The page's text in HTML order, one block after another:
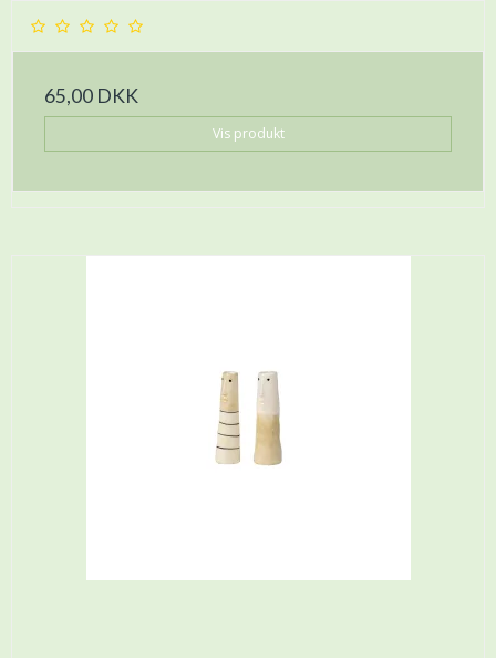
65,00 DKK
Vis produkt